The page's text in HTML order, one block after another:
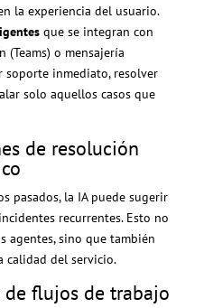
la experiencia del usuario.
que se integran con
(Teams) o mensajería
soporte inmediato, resolver
solo aquellos casos que
de resolución
pasados, la IA puede sugerir
recurrentes. Esto no
agentes, sino que también
calidad del servicio.
flujos de trabajo